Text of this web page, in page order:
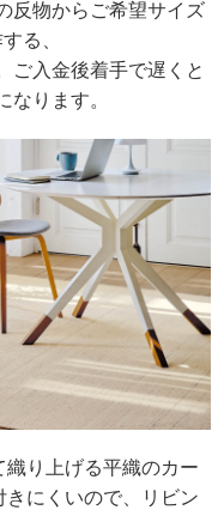
反物からご希望サイズ
る、
ご入金後着手で遅くと
なります。
り上げる平織のカー
にくいので、リビン